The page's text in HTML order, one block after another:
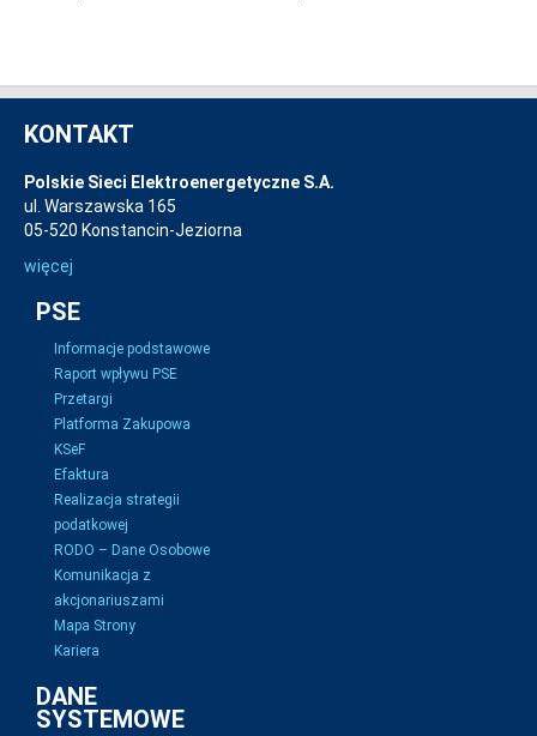
KONTAKT
Polskie Sieci Elektroenergetyczne S.A.
ul. Warszawska 165
05-520 Konstancin-Jeziorna
więcej
PSE
Informacje podstawowe
Raport wpływu PSE
Przetargi
Platforma Zakupowa
KSeF
Efaktura
Realizacja strategii
podatkowej
RODO – Dane Osobowe
Komunikacja z
akcjonariuszami
Mapa Strony
Kariera
DANE
SYSTEMOWE